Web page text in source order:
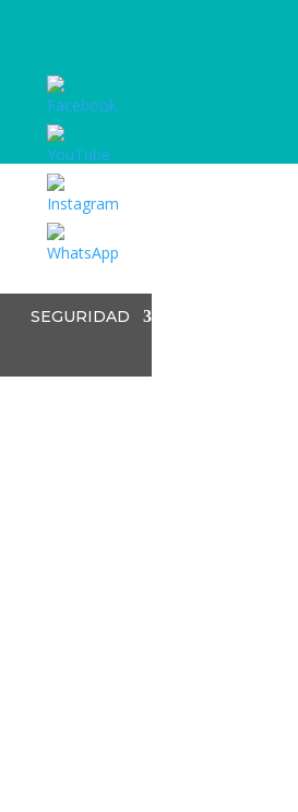
SEGURIDAD
Set
Youtube
ID